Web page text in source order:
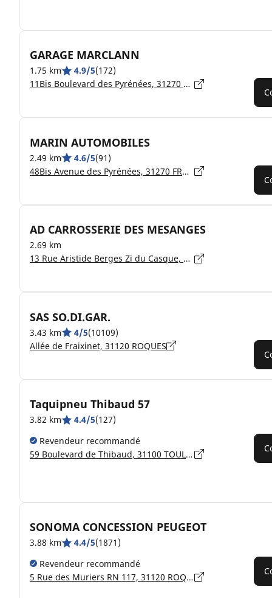
GARAGE MARCLANN
1.75 km 4.9/5(172)
11Bis Boulevard des Pyrénées, 31270 VILLENEUVE-TOLOSANE
MARIN AUTOMOBILES
2.49 km 4.6/5(91)
48Bis Avenue des Pyrénées, 31270 FROUZINS
AD CARROSSERIE DES MESANGES
2.69 km
13 Rue Aristide Berges Zi du Casque, 31270 CUGNAUX
SAS SO.DI.GAR.
3.43 km 4/5(10109)
Allée de Fraixinet, 31120 ROQUES
Taquipneu Thibaud 57
3.82 km 4.4/5(127)
Revendeur recommandé
59 Boulevard de Thibaud, 31100 TOULOUSE
SONOMA CONCESSION PEUGEOT
3.88 km 4.4/5(1871)
Revendeur recommandé
5 Rue des Muriers RN 117, 31120 ROQUES SUR GARONNE